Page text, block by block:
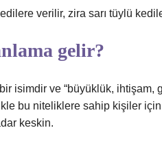
verilir, zira sarı tüylü
gelir?
isimdir ve “büyüklük, ihtişam,
bu niteliklere sahip kişiler için
keskin.